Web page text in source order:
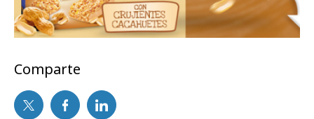
Comparte